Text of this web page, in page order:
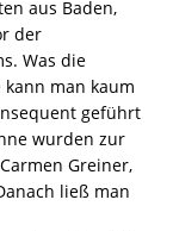
aus Baden,
der
Was die
man kaum
geführt
wurden zur
Greiner,
ließ man